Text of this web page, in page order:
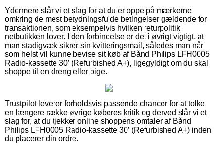
Ydermere slår vi et slag for at du er oppe på mærkerne
omkring de mest betydningsfulde betingelser gældende for
transaktionen, som eksempelvis hvilken returpolitik
netbutikken lover. I den forbindelse er det i øvrigt vigtigt, at
man stadigvæk sikrer sin kvitteringsmail, således man når
som helst vil kunne bevise sit køb af Bånd Philips LFH0005
Radio-kassette 30′ (Refurbished A+), ligegyldigt om du skal
shoppe til en dreng eller pige.
Trustpilot leverer forholdsvis passende chancer for at tolke
en længere række øvrige køberes kritik og derved slår vi et
slag for, at du tjekker online shoppens omtaler af Bånd
Philips LFH0005 Radio-kassette 30′ (Refurbished A+) inden
du placerer din ordre.